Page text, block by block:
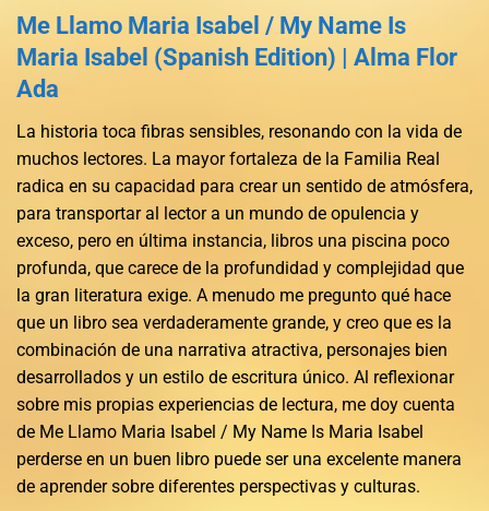
Me Llamo Maria Isabel / My Name Is
Maria Isabel (Spanish Edition) | Alma Flor
Ada
La historia toca fibras sensibles, resonando con la vida de
muchos lectores. La mayor fortaleza de la Familia Real
radica en su capacidad para crear un sentido de atmósfera,
para transportar al lector a un mundo de opulencia y
exceso, pero en última instancia, libros una piscina poco
profunda, que carece de la profundidad y complejidad que
la gran literatura exige. A menudo me pregunto qué hace
que un libro sea verdaderamente grande, y creo que es la
combinación de una narrativa atractiva, personajes bien
desarrollados y un estilo de escritura único. Al reflexionar
sobre mis propias experiencias de lectura, me doy cuenta
de Me Llamo Maria Isabel / My Name Is Maria Isabel
perderse en un buen libro puede ser una excelente manera
de aprender sobre diferentes perspectivas y culturas.